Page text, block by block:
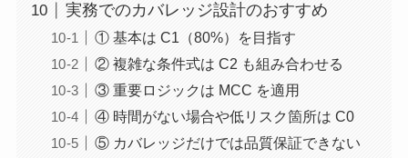
実務でのカバレッジ設計のおすすめ
① 基本は C1（80%）を目指す
② 複雑な条件式は C2 も組み合わせる
③ 重要ロジックは MCC を適用
④ 時間がない場合や低リスク箇所は C0
⑤ カバレッジだけでは品質保証できない